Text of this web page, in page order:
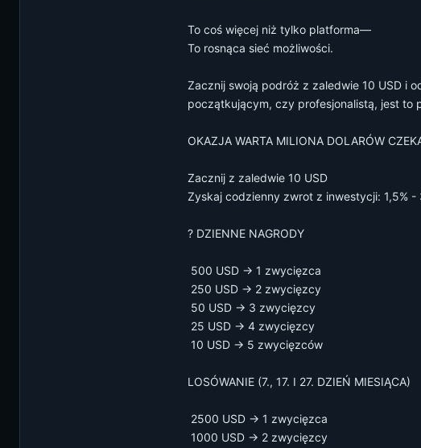
To coś więcej niż tylko platforma—
To rosnąca sieć możliwości.
Zacznij swoją podróż z zaledwie 10 USD i
początkującym, czy profesjonalistą, jest to
OKAZJA WARTA MILIONA DOLARÓW
Zacznij z zaledwie 10 USD
Zyskaj codzienny zwrot z inwestycji: 1,5% -
? DZIENNE NAGRODY
️ 500 USD → 1 zwycięzca
️ 250 USD → 2 zwycięzcy
️ 50 USD → 3 zwycięzcy
️ 25 USD → 4 zwycięzcy
️ 10 USD → 5 zwycięzców
LOSÓWANIE (7., 17. I 27. DZIEŃ MIESIĄCA)
️ 2500 USD → 1 zwycięzca
️ 1000 USD → 2 zwycięzcy